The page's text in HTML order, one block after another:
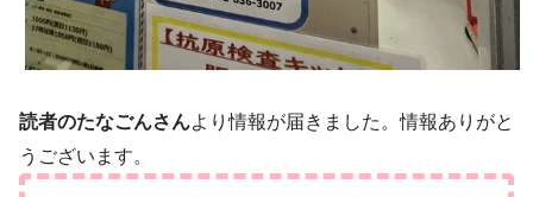
読者のたなごんさんより情報が届きました。情報ありがと
うございます。